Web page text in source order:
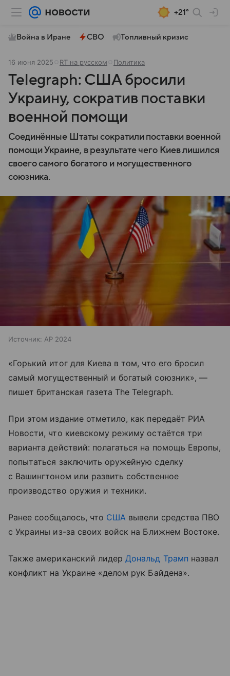
+21°
Война в Иране СВО Топливный кризис
16 июня 2025 RT на русском Политика
Telegraph: США бросили
Украину, сократив поставки
военной помощи
Соединённые Штаты сократили поставки военной
помощи Украине, в результате чего Киев лишился
своего самого богатого и могущественного
союзника.
Источник: AP 2024
«Горький итог для Киева в том, что его бросил
самый могущественный и богатый союзник», —
пишет британская газета The Telegraph.
При этом издание отметило, как передаёт РИА
Новости, что киевскому режиму остаётся три
варианта действий: полагаться на помощь Европы,
попытаться заключить оружейную сделку
с Вашингтоном или развить собственное
производство оружия и техники.
Ранее сообщалось, что США вывели средства ПВО
с Украины из-за своих войск на Ближнем Востоке.
Также американский лидер Дональд Трамп назвал
конфликт на Украине «делом рук Байдена».